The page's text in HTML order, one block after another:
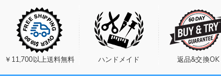
￥11,700以上送料無料 ハンドメイド 返品&交換OK